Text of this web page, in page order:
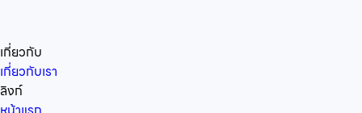
เกี่ยวกับ
เกี่ยวกับเรา
ลิงก์